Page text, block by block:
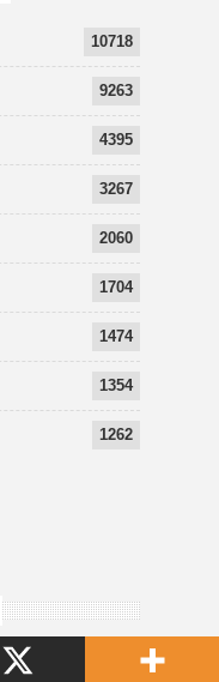
10718
9263
4395
3267
2060
1704
1474
1354
1262